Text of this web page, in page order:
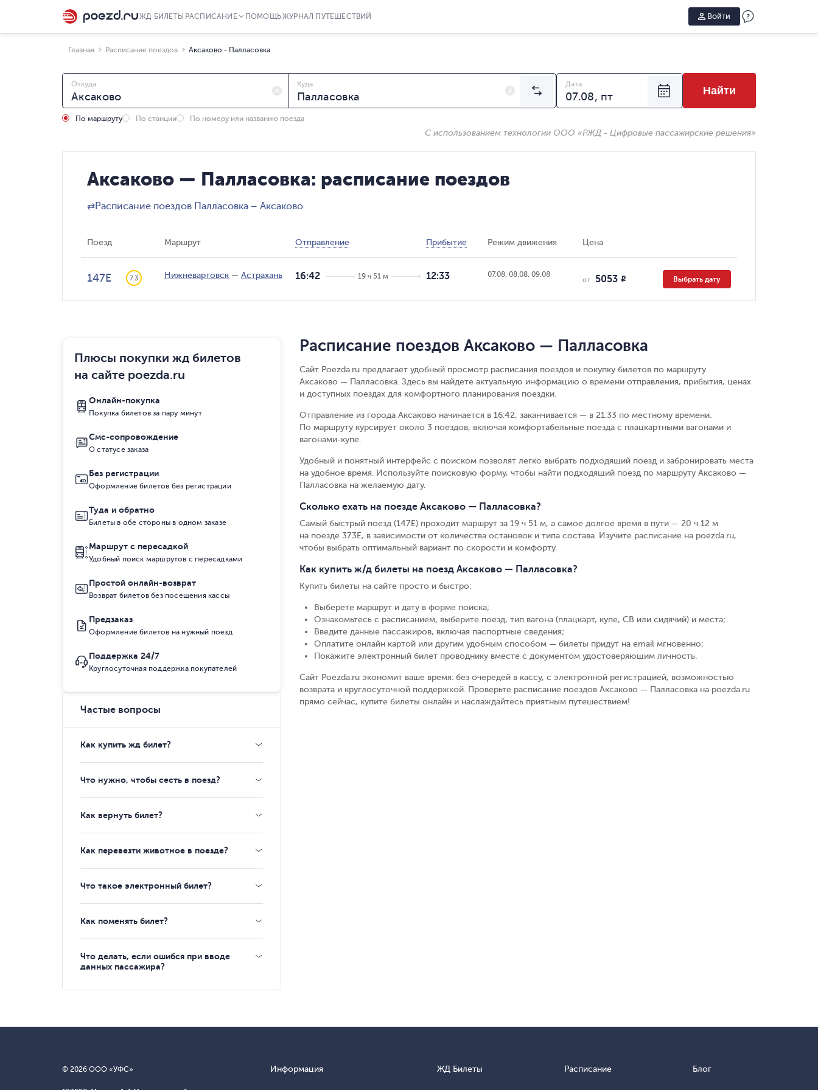
ЖД БИЛЕТЫ РАСПИСАНИЕ ПОМОЩЬЖУРНАЛ ПУТЕШЕСТВИЙ Войти
Главная Расписание поездов Аксаково - Палласовка
Откуда Куда
По маршруту По станции По номеру или названию поезда
Дата
Найти
С использованием технологии ООО «РЖД - Цифровые пассажирские решения»
Аксаково — Палласовка: расписание поездов
⇄Расписание поездов Палласовка – Аксаково
Поезд Маршрут Отправление Прибытие Режим движения Цена
147Е 7.3 Нижневартовск — Астрахань 16:42 19 ч 51 м 12:33 07.08, 08.08, 09.08
от 5053 R Выбрать дату
Расписание поездов Аксаково — Палласовка
Сайт Poezda.ru предлагает удобный просмотр расписания поездов и покупку билетов по маршруту
Аксаково — Палласовка. Здесь вы найдете актуальную информацию о времени отправления, прибытия, ценах
и доступных поездах для комфортного планирования поездки.
Отправление из города Аксаково начинается в 16:42, заканчивается — в 21:33 по местному времени.
По маршруту курсирует около 3 поездов, включая комфортабельные поезда с плацкартными вагонами и
вагонами-купе.
Удобный и понятный интерфейс с поиском позволят легко выбрать подходящий поезд и забронировать места
на удобное время. Используйте поисковую форму, чтобы найти подходящий поезд по маршруту Аксаково —
Палласовка на желаемую дату.
Сколько ехать на поезде Аксаково — Палласовка?
Самый быстрый поезд (147Е) проходит маршрут за 19 ч 51 м, а самое долгое время в пути — 20 ч 12 м
на поезде 373Е, в зависимости от количества остановок и типа состава. Изучите расписание на poezda.ru,
чтобы выбрать оптимальный вариант по скорости и комфорту.
Как купить ж/д билеты на поезд Аксаково — Палласовка?
Купить билеты на сайте просто и быстро:
Выберете маршрут и дату в форме поиска;
Ознакомьтесь с расписанием, выберите поезд, тип вагона (плацкарт, купе, СВ или сидячий) и места;
Введите данные пассажиров, включая паспортные сведения;
Оплатите онлайн картой или другим удобным способом — билеты придут на email мгновенно;
Покажите электронный билет проводнику вместе с документом удостоверяющим личность.
Сайт Poezda.ru экономит ваше время: без очередей в кассу, с электронной регистрацией, возможностью
возврата и круглосуточной поддержкой. Проверьте расписание поездов Аксаково — Палласовка на poezda.ru
прямо сейчас, купите билеты онлайн и наслаждайтесь приятным путешествием!
Плюсы покупки жд билетов
на сайте poezda.ru
Онлайн-покупка
Покупка билетов за пару минут
Смс-сопровождение
О статусе заказа
Без регистрации
Оформление билетов без регистрации
Туда и обратно
Билеты в обе стороны в одном заказе
Маршрут с пересадкой
Удобный поиск маршрутов с пересадками
Простой онлайн-возврат
Возврат билетов без посещения кассы
Предзаказ
Оформление билетов на нужный поезд
Поддержка 24/7
Круглосуточная поддержка покупателей
Частые вопросы
Как купить жд билет?
Что нужно, чтобы сесть в поезд?
Как вернуть билет?
Как перевезти животное в поезде?
Что такое электронный билет?
Как поменять билет?
Что делать, если ошибся при вводе
данных пассажира?
© 2026 ООО «УФС» Информация ЖД Билеты Расписание Блог